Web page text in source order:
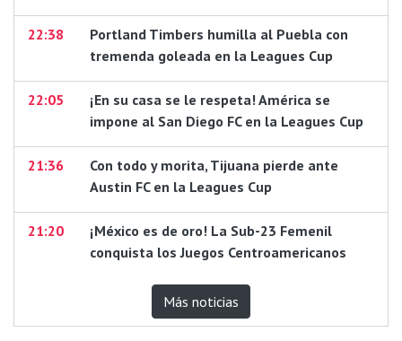
22:38
Portland Timbers humilla al Puebla con
tremenda goleada en la Leagues Cup
22:05
¡En su casa se le respeta! América se
impone al San Diego FC en la Leagues Cup
21:36
Con todo y morita, Tijuana pierde ante
Austin FC en la Leagues Cup
21:20
¡México es de oro! La Sub-23 Femenil
conquista los Juegos Centroamericanos
Más noticias